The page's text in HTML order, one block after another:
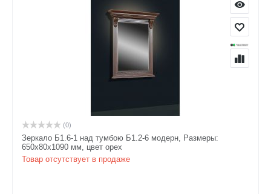
(0)
Зеркало Б1.6-1 над тумбою Б1.2-6 модерн, Размеры:
650х80х1090 мм, цвет орех
Товар отсутствует в продаже